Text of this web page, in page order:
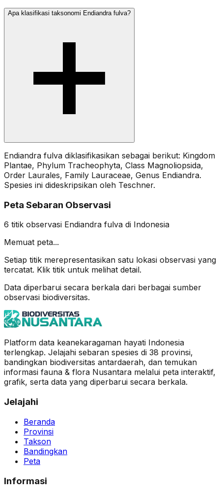
Apa klasifikasi taksonomi Endiandra fulva?
Endiandra fulva diklasifikasikan sebagai berikut: Kingdom
Plantae, Phylum Tracheophyta, Class Magnoliopsida,
Order Laurales, Family Lauraceae, Genus Endiandra.
Spesies ini dideskripsikan oleh Teschner.
Peta Sebaran Observasi
6 titik observasi Endiandra fulva di Indonesia
Memuat peta...
Setiap titik merepresentasikan satu lokasi observasi yang
tercatat. Klik titik untuk melihat detail.
Data diperbarui secara berkala dari berbagai sumber
observasi biodiversitas.
Platform data keanekaragaman hayati Indonesia
terlengkap. Jelajahi sebaran spesies di 38 provinsi,
bandingkan biodiversitas antardaerah, dan temukan
informasi fauna & flora Nusantara melalui peta interaktif,
grafik, serta data yang diperbarui secara berkala.
Jelajahi
Beranda
Provinsi
Takson
Bandingkan
Peta
Informasi